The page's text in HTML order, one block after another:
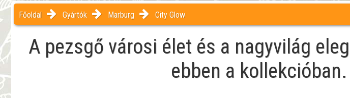
Főoldal Gyártók Marburg City Glow
A pezsgő városi élet és a nagyvilág
ebben a kollekcióban.